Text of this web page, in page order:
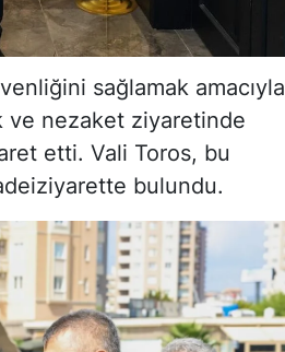
sağlamak amacıyla
ve nezaket ziyaretinde
etti. Vali Toros, bu
bulundu.